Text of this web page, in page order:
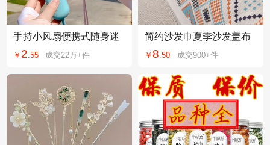
手持小风扇便携式随身迷
音桌面学生宿舍
￥ 2.55 成交22万+件
简约沙发巾夏季沙发盖布
感沙发套罩
￥8.50 成交900+件